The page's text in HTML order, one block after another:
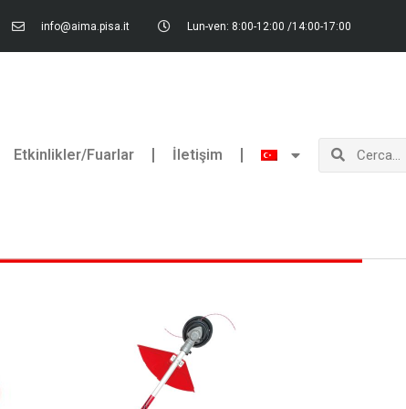
info@aima.pisa.it Lun-ven: 8:00-12:00 /14:00-17:00
Etkinlikler/Fuarlar İletişim Ara Ara